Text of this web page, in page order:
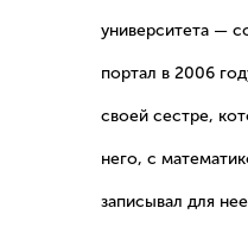
университета —
портал в 2006
своей сестре,
него, с
записывал для